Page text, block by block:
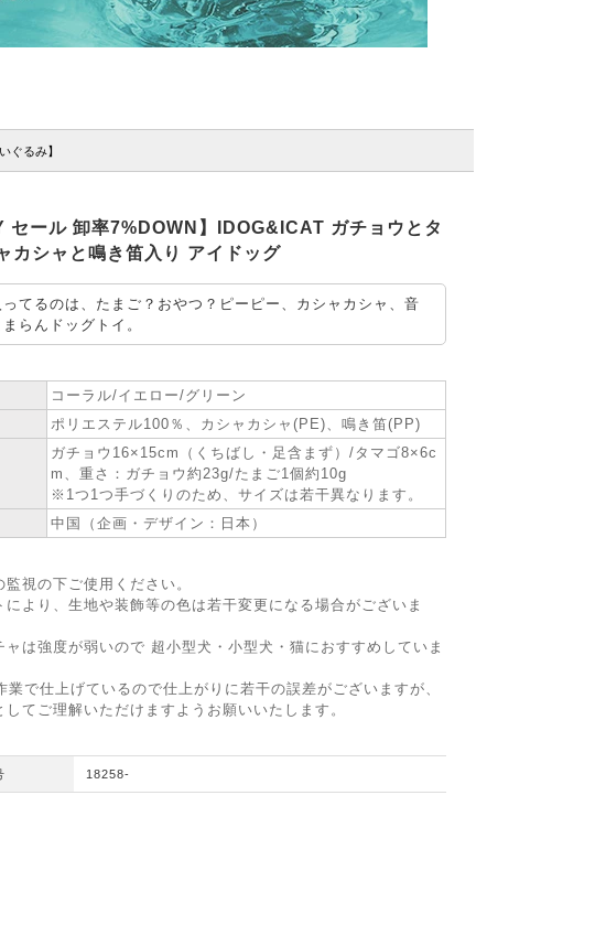
ぐるみ】
セール 卸率7%DOWN】IDOG&ICAT ガチョウとタ
カシャと鳴き笛入り アイドッグ
てるのは、たまご？おやつ？ピーピー、カシャカシャ、音
らんドッグトイ。
コーラル/イエロー/グリーン
ポリエステル100％、カシャカシャ(PE)、鳴き笛(PP)
ガチョウ16×15cm（くちばし・足含まず）/タマゴ8×6c
m、重さ：ガチョウ約23g/たまご1個約10g
※1つ1つ手づくりのため、サイズは若干異なります。
中国（企画・デザイン：日本）
視の下ご使用ください。
より、生地や装飾等の色は若干変更になる場合がございま
は強度が弱いので 超小型犬・小型犬・猫におすすめしていま
で仕上げているので仕上がりに若干の誤差がございますが、
してご理解いただけますようお願いいたします。
18258-